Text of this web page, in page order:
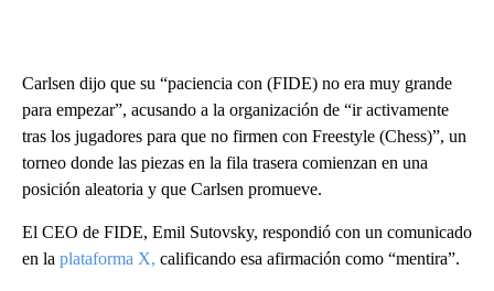
Carlsen dijo que su “paciencia con (FIDE) no era muy grande
para empezar”, acusando a la organización de “ir activamente
tras los jugadores para que no firmen con Freestyle (Chess)”, un
torneo donde las piezas en la fila trasera comienzan en una
posición aleatoria y que Carlsen promueve.
El CEO de FIDE, Emil Sutovsky, respondió con un comunicado
en la plataforma X, calificando esa afirmación como “mentira”.